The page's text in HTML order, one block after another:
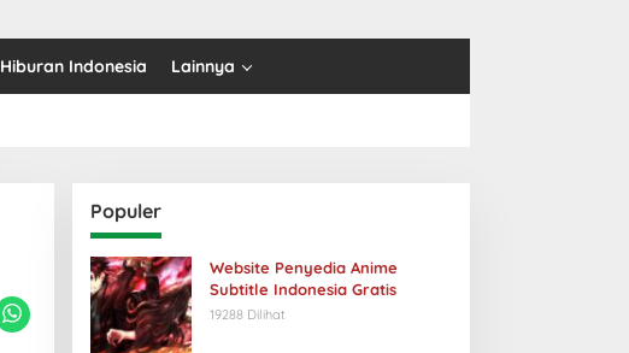
Hiburan Indonesia Lainnya
Populer
Website Penyedia Anime
Subtitle Indonesia Gratis
19288 Dilihat